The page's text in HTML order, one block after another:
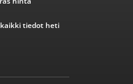
tiedot heti